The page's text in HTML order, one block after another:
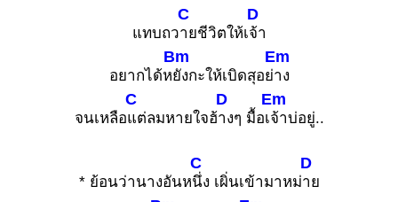
แทบถว
C
ายชีวิตให้เ
D
จ้า
อยากได้ห
Bm
ยังกะให้เบิดสุอย่
Em
าง
จนเหลือ
C
แต่ลมหายใจฮ้
D
างๆ มื้อเ
Em
จ้าบ่อยู่..
* ย้อนว่านางอันห
C
นึ่ง เผิ่นเข้ามาหม่
D
าย